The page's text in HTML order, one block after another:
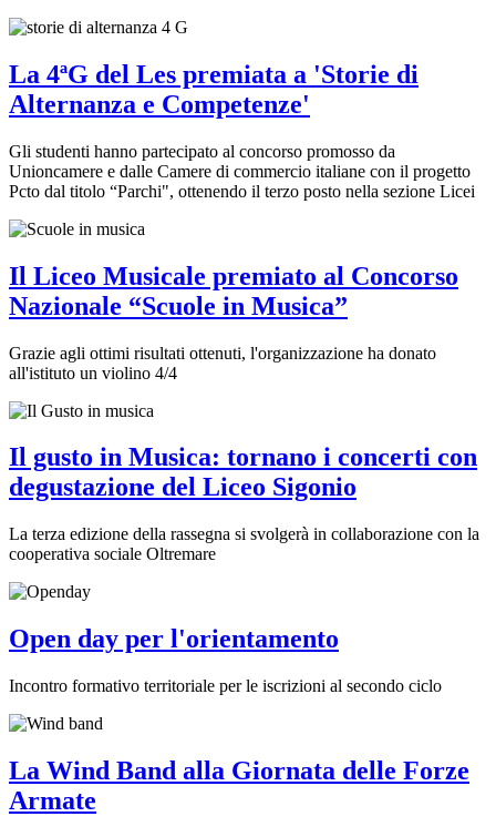
La 4ªG del Les premiata a 'Storie di
Alternanza e Competenze'
Gli studenti hanno partecipato al concorso promosso da
Unioncamere e dalle Camere di commercio italiane con il progetto
Pcto dal titolo “Parchi", ottenendo il terzo posto nella sezione Licei
Il Liceo Musicale premiato al Concorso
Nazionale “Scuole in Musica”
Grazie agli ottimi risultati ottenuti, l'organizzazione ha donato
all'istituto un violino 4/4
Il gusto in Musica: tornano i concerti con
degustazione del Liceo Sigonio
La terza edizione della rassegna si svolgerà in collaborazione con la
cooperativa sociale Oltremare
Open day per l'orientamento
Incontro formativo territoriale per le iscrizioni al secondo ciclo
La Wind Band alla Giornata delle Forze
Armate